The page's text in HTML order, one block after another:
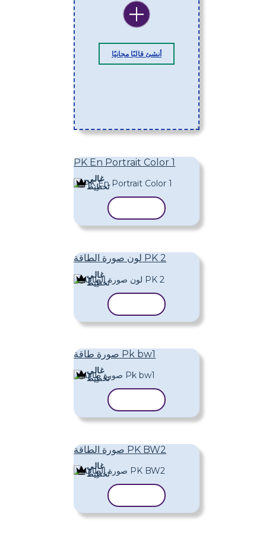
أنشئ قالبًا مجانيًا
PK En Portrait Color 1
غالي
تَخطِيط
لون صورة الطاقة PK 2
غالي
تَخطِيط
صورة طاقة Pk bw1
غالي
تَخطِيط
صورة الطاقة PK BW2
غالي
تَخطِيط